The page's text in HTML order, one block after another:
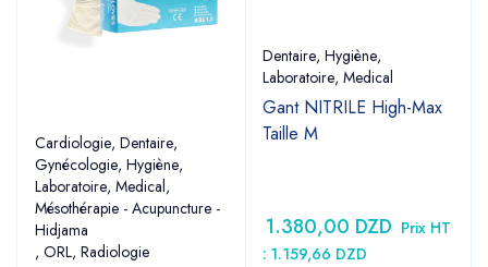
Cardiologie, Dentaire,
Gynécologie, Hygiène,
Laboratoire, Medical,
Mésothérapie - Acupuncture -
Hidjama
, ORL, Radiologie
Dentaire, Hygiène,
Laboratoire, Medical
Gant NITRILE High-Max
Taille M
1.380,00 DZD Prix HT
: 1.159,66 DZD